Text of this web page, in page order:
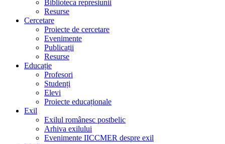
Biblioteca represiunii
Resurse
Cercetare
Proiecte de cercetare
Evenimente
Publicații
Resurse
Educație
Profesori
Studenți
Elevi
Proiecte educaționale
Exil
Exilul românesc postbelic
Arhiva exilului
Evenimente IICCMER despre exil